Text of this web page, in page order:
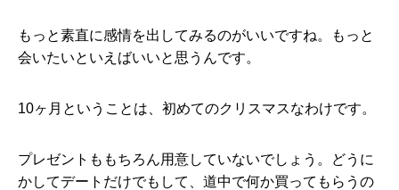
もっと素直に感情を出してみるのがいいですね。もっと
会いたいといえばいいと思うんです。
10ヶ月ということは、初めてのクリスマスなわけです。
プレゼントももちろん用意していないでしょう。どうに
かしてデートだけでもして、道中で何か買ってもらうの